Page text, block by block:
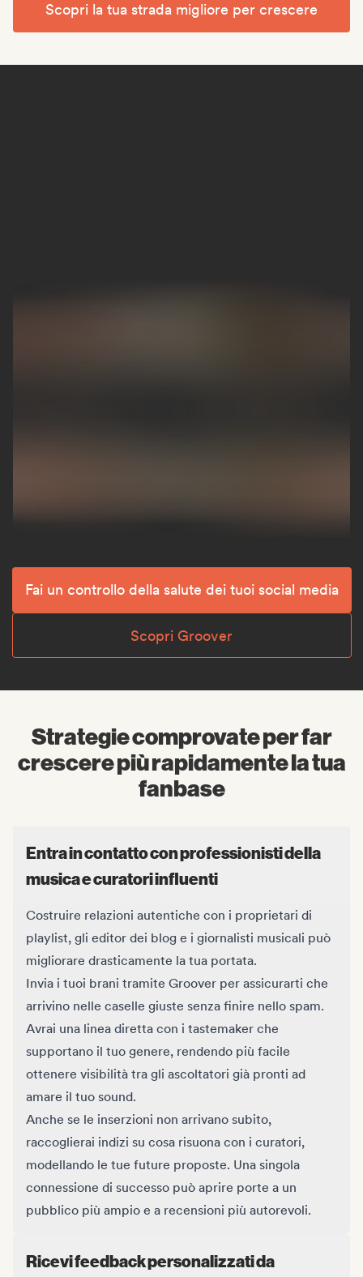
Scopri la tua strada migliore per crescere
Fai un controllo della salute dei tuoi social media
Scopri Groover
Strategie comprovate per far
crescere più rapidamente la tua
fanbase
Entra in contatto con professionisti della
musica e curatori influenti
Costruire relazioni autentiche con i proprietari di
playlist, gli editor dei blog e i giornalisti musicali può
migliorare drasticamente la tua portata.
Invia i tuoi brani tramite Groover per assicurarti che
arrivino nelle caselle giuste senza finire nello spam.
Avrai una linea diretta con i tastemaker che
supportano il tuo genere, rendendo più facile
ottenere visibilità tra gli ascoltatori già pronti ad
amare il tuo sound.
Anche se le inserzioni non arrivano subito,
raccoglierai indizi su cosa risuona con i curatori,
modellando le tue future proposte. Una singola
connessione di successo può aprire porte a un
pubblico più ampio e a recensioni più autorevoli.
Ricevi feedback personalizzati da